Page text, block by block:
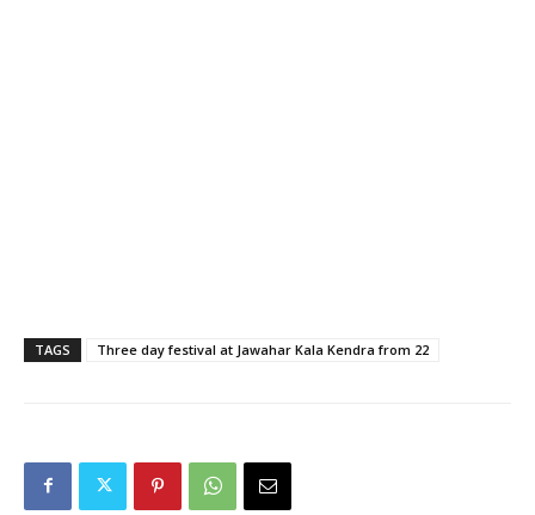
TAGS Three day festival at Jawahar Kala Kendra from 22